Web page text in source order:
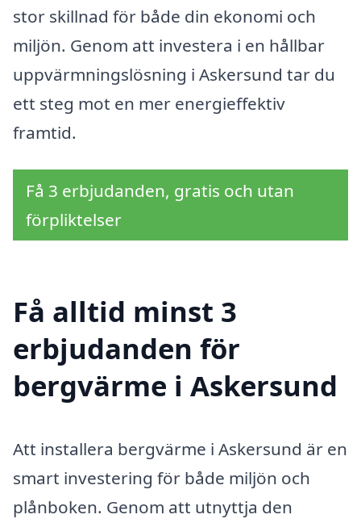
stor skillnad för både din ekonomi och
miljön. Genom att investera i en hållbar
uppvärmningslösning i Askersund tar du
ett steg mot en mer energieffektiv
framtid.
Få 3 erbjudanden, gratis och utan
förpliktelser
Få alltid minst 3
erbjudanden för
bergvärme i Askersund
Att installera bergvärme i Askersund är en
smart investering för både miljön och
plånboken. Genom att utnyttja den